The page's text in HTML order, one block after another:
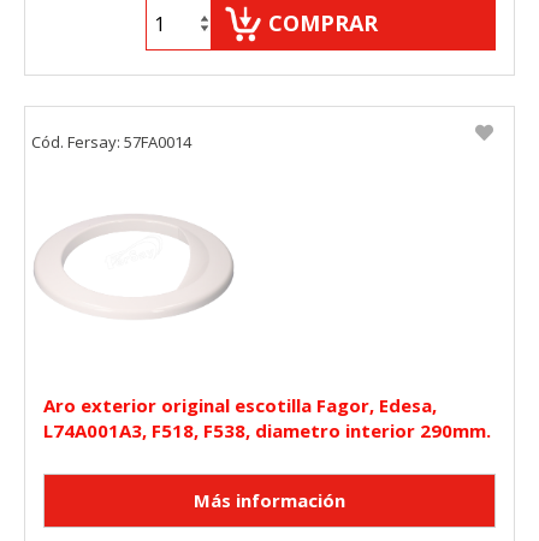
COMPRAR
Aro exterior original escotilla Fagor, Edesa,
L74A001A3, F518, F538, diametro interior 290mm.
Cód. Fersay: 57FA0014